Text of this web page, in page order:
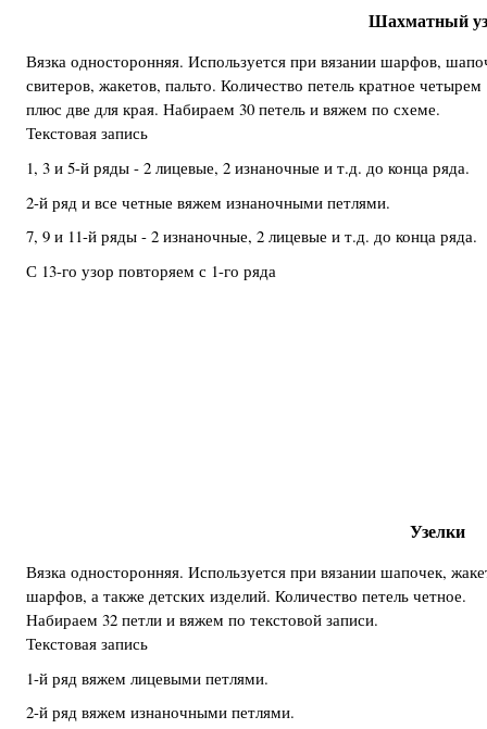
Шахматный
Вязка односторонняя. Используется при вязании шарфов,
свитеров, жакетов, пальто. Количество петель кратное четырем
плюс две для края. Набираем 30 петель и вяжем по схеме.
Текстовая запись
1, 3 и 5-й ряды - 2 лицевые, 2 изнаночные и т.д. до конца ряда.
2-й ряд и все четные вяжем изнаночными петлями.
7, 9 и 11-й ряды - 2 изнаночные, 2 лицевые и т.д. до конца ряда.
С 13-го узор повторяем с 1-го ряда
Узелки
Вязка односторонняя. Используется при вязании шапочек,
шарфов, а также детских изделий. Количество петель четное.
Набираем 32 петли и вяжем по текстовой записи.
Текстовая запись
1-й ряд вяжем лицевыми петлями.
2-й ряд вяжем изнаночными петлями.